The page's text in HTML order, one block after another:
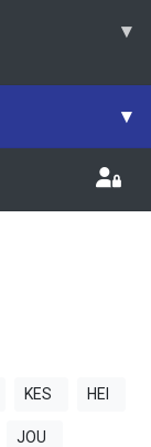
▾
▾
KES HEI
JOU